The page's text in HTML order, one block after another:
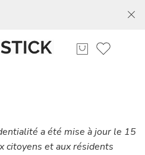
a été mise à jour le 15
citoyens et aux résidents